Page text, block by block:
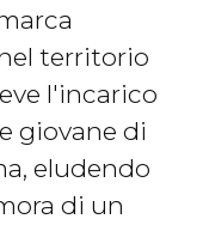
territorio
l'incarico
giovane di
eludendo
di un